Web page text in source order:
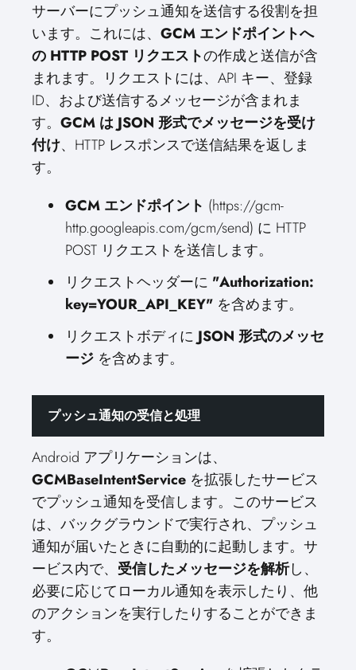
サーバーにプッシュ通知を送信する役割を担
います。これには、 GCM エンドポイントへ
の HTTP POST リクエストの作成と送信が含
まれます。リクエストには、API キー、登録
ID、および送信するメッセージが含まれま
す。 GCM は JSON 形式でメッセージを受け
付け、HTTP レスポンスで送信結果を返しま
す。
GCM エンドポイント (https://gcm-
http.googleapis.com/gcm/send) に HTTP
POST リクエストを送信します。
リクエストヘッダーに "Authorization:
key=YOUR_API_KEY" を含めます。
リクエストボディに JSON 形式のメッセ
ージ を含めます。
プッシュ通知の受信と処理
Android アプリケーションは、
GCMBaseIntentService を拡張したサービス
でプッシュ通知を受信します。このサービス
は、バックグラウンドで実行され、プッシュ
通知が届いたときに自動的に起動します。サ
ービス内で、 受信したメッセージを解析し、
必要に応じてローカル通知を表示したり、他
のアクションを実行したりすることができま
す。